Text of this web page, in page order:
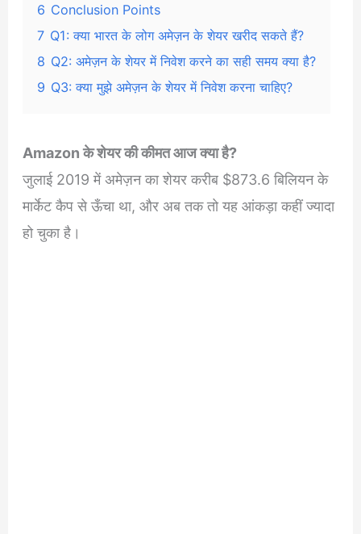
6 Conclusion Points
7 Q1: क्या भारत के लोग अमेज़न के शेयर खरीद सकते हैं?
8 Q2: अमेज़न के शेयर में निवेश करने का सही समय क्या है?
9 Q3: क्या मुझे अमेज़न के शेयर में निवेश करना चाहिए?
Amazon के शेयर की कीमत आज क्या है?
जुलाई 2019 में अमेज़न का शेयर करीब $873.6 बिलियन के
मार्केट कैप से ऊँचा था, और अब तक तो यह आंकड़ा कहीं ज्यादा
हो चुका है।